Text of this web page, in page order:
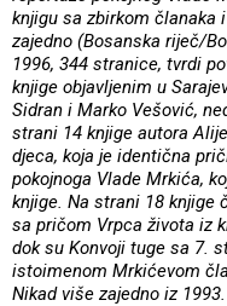
knjigu sa zbirkom članaka
zajedno (Bosanska riječ/
1996, 344 stranice, tvrdi
knjige objavljenim u
Sidran i Marko Vešović,
strani 14 knjige autora
djeca, koja je identična
pokojnoga Vlade Mrkića,
knjige. Na strani 18 knjige
sa pričom Vrpca života iz
dok su Konvoji tuge sa 7.
istoimenom Mrkićevom
Nikad više zajedno iz 1993.